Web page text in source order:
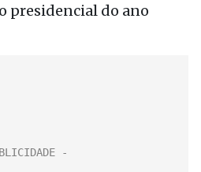
presidencial do ano